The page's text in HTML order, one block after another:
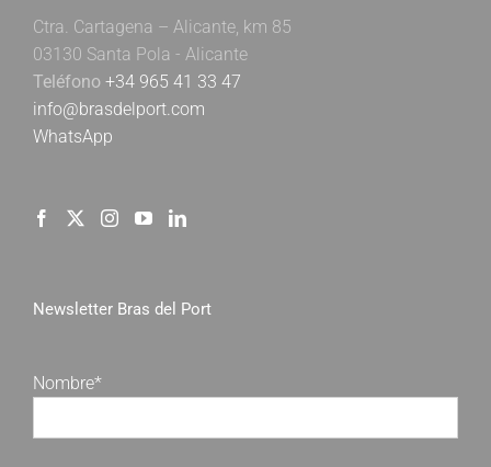
Ctra. Cartagena – Alicante, km 85
03130 Santa Pola - Alicante
Teléfono +34 965 41 33 47
info@brasdelport.com
WhatsApp
Newsletter Bras del Port
Nombre*